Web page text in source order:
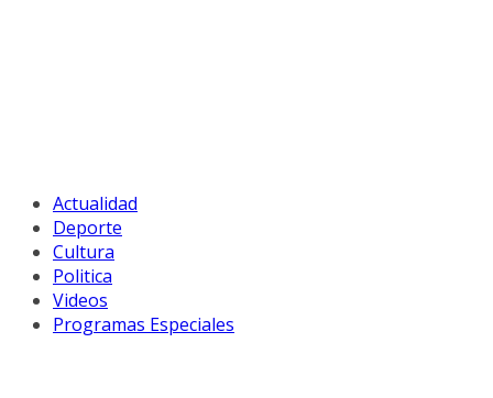
Actualidad
Deporte
Cultura
Politica
Videos
Programas Especiales